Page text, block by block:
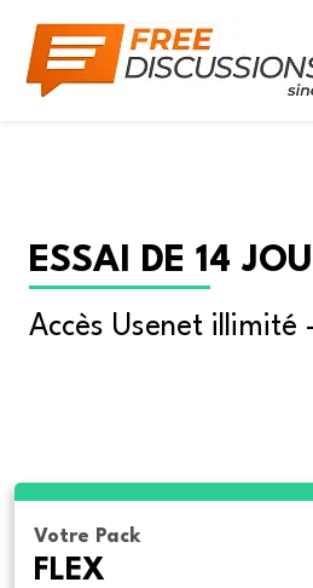
ESSAI DE 14
Accès Usenet
Votre Pack
FLEX